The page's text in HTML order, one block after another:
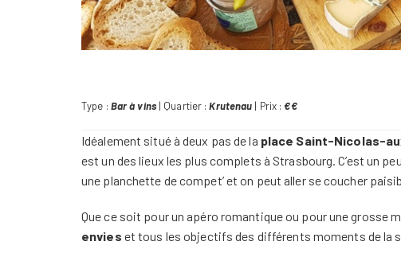
Type : Bar à vins| Quartier :Krutenau | Prix :€€
Idéalement situé à deux pas de la place Saint-Nicolas-
est un des lieux les plus complets à Strasbourg. C’est un
une planchette de compet’ et on peut aller se coucher
Que ce soit pour un apéro romantique ou pour une grosse
envies et tous les objectifs des différents moments de la